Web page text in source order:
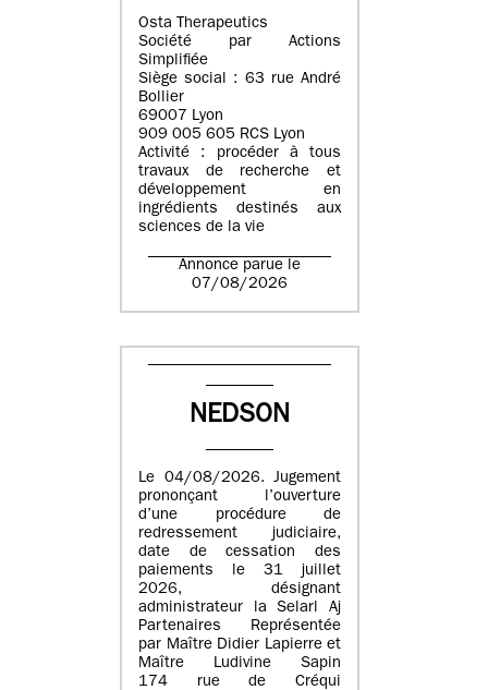
Osta Therapeutics
Société par Actions
Simplifiée
Siège social : 63 rue André
Bollier
69007 Lyon
909 005 605 RCS Lyon
Activité : procéder à tous
travaux de recherche et
développement en
ingrédients destinés aux
sciences de la vie
Annonce parue le
07/08/2026
NEDSON
Le 04/08/2026. Jugement
prononçant l’ouverture
d’une procédure de
redressement judiciaire,
date de cessation des
paiements le 31 juillet
2026, désignant
administrateur la Selarl Aj
Partenaires Représentée
par Maître Didier Lapierre et
Maître Ludivine Sapin
174 rue de Créqui